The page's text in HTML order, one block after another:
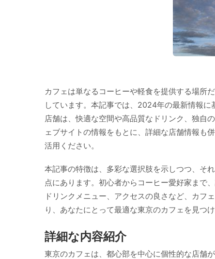
カフェは単なるコーヒーや軽食を提供する場所
しています。本記事では、2024年の最新情報
店舗は、快適な空間や高品質なドリンク、独自
ェブサイトの情報をもとに、詳細な店舗情報も
活用ください。
本記事の特徴は、多彩な選択肢を示しつつ、そ
点にあります。初心者からコーヒー愛好家まで
ドリンクメニュー、アクセスの良さなど、カフ
り、あなたにとって最適な東京のカフェを見つ
詳細な内容紹介
東京のカフェは、都心部を中心に個性的な店舗